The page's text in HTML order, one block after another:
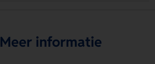
Meer informatie